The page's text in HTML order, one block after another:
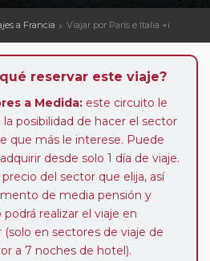
a Francia Viajar por París e Italia +i
reservar este viaje?
a Medida: este circuito le
la posibilidad de hacer el sector
que más le interese. Puede
desde solo 1 día de viaje.
del sector que elija, así
de media pensión y
realizar el viaje en
en sectores de viaje de
a 7 noches de hotel).